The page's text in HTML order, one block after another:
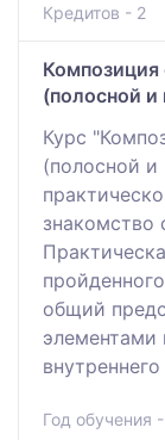
Кредитов - 2
(полосной и
Курс
(полосной и
знакомство
общий
элементами
Год обучения